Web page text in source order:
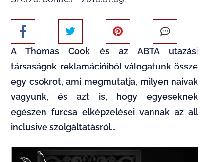
A Thomas Cook és az ABTA utazási
társaságok reklamációiból válogatunk össze
egy csokrot, ami megmutatja, milyen naivak
vagyunk, és azt is, hogy egyeseknek
egészen furcsa elképzelései vannak az all
inclusive szolgáltatásról…